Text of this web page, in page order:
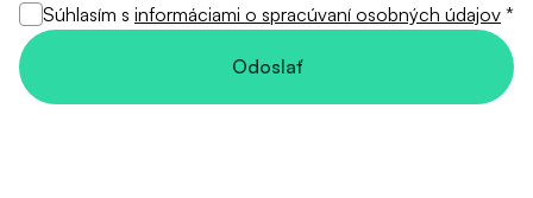
Súhlasím s informáciami o spracúvaní osobných údajov *
Odoslať